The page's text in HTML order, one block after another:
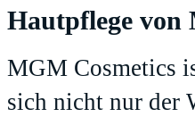
Hautpflege von
MGM Cosmetics
sich nicht nur der